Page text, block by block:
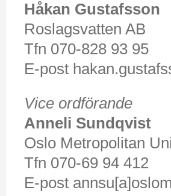
Håkan Gustafsson
Roslagsvatten AB
Tfn 070-828 93 95
E-post
Vice ordförande
Anneli Sundqvist
Oslo Metropolitan
Tfn 070-69 94 412
E-post